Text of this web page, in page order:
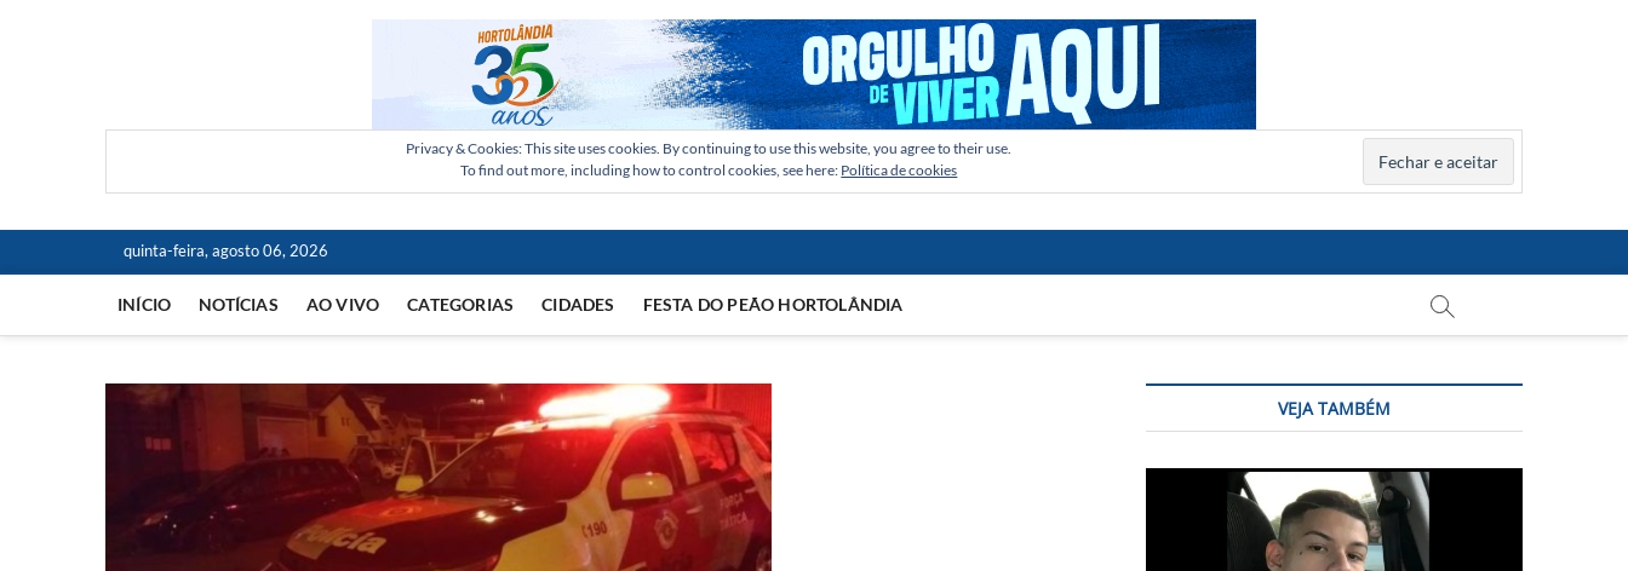
Privacy & Cookies: This site uses cookies. By continuing to use this website, you agree to their use.
To find out more, including how to control cookies, see here: Política de cookies
quinta-feira, agosto 06, 2026
INÍCIO NOTÍCIAS AO VIVO CATEGORIAS CIDADES FESTA DO PEÃO HORTOLÂNDIA
VEJA TAMBÉM